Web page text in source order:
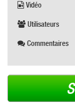
Vidéo
Utilisateurs
Commentaires